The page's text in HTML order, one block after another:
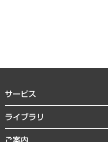
サービス
経営戦略
組織・人事戦略
ライブラリ
経済調査
ご案内